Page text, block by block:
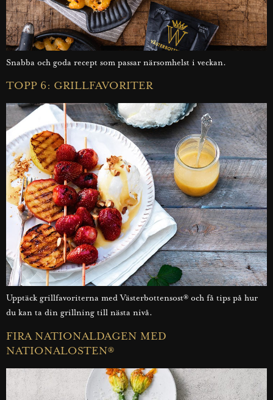
Snabba och goda recept som passar närsomhelst i veckan.
TOPP 6: GRILLFAVORITER
Upptäck grillfavoriterna med Västerbottensost® och få tips på hur
du kan ta din grillning till nästa nivå.
FIRA NATIONALDAGEN MED
NATIONALOSTEN®